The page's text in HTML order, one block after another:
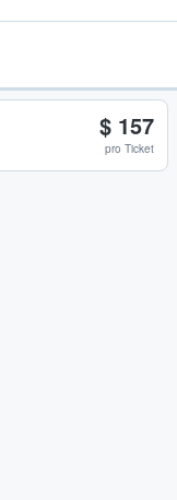
$ 157
pro Ticket